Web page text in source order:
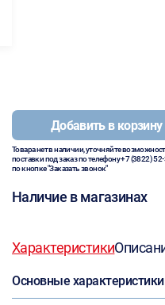
Добавить в корзину
Товара нет в наличии, уточняйте
поставки под заказ по телефону+7 (3822)
по кнопке "Заказать звонок"
Наличие в магазинах
Характеристики
Основные характеристики